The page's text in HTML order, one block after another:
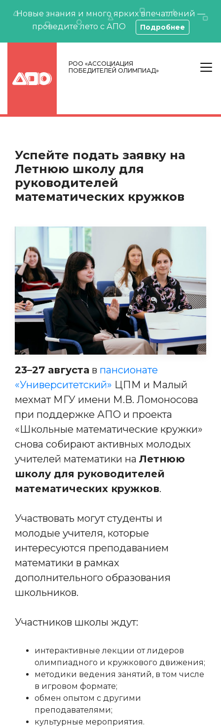
Новые знания и много ярких впечатлений —
проведите лето с АПО
Подробнее
РОО «АССОЦИАЦИЯ
ПОБЕДИТЕЛЕЙ ОЛИМПИАД»
Успейте подать заявку на
Летнюю школу для
руководителей
математических кружков
23–27 августа в пансионате
«Университетский» ЦПМ и Малый
мехмат МГУ имени М.В. Ломоносова
при поддержке АПО и проекта
«Школьные математические кружки»
снова собирают активных молодых
учителей математики на Летнюю
школу для руководителей
математических кружков.
Участвовать могут студенты и
молодые учителя, которые
интересуются преподаванием
математики в рамках
дополнительного образования
школьников.
Участников школы ждут:
интерактивные лекции от лидеров
олимпиадного и кружкового движения;
методики ведения занятий, в том числе
в игровом формате;
обмен опытом с другими
преподавателями;
культурные мероприятия.